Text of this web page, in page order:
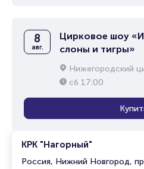
КРК "Нагорный"
Россия, Нижний Новгород,
8
авг.
Цирковое шоу
слоны и тигры»
Нижегородский
сб 17:00